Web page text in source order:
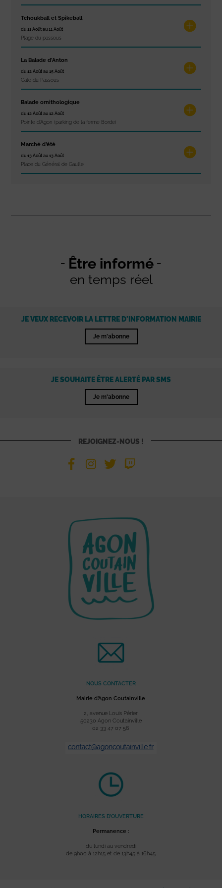
Tchoukball et Spikeball
du 11 Août au 11 Août
Plage du passous
La Balade d’Anton
du 12 Août au 15 Août
Cale du Passous
Balade ornithologique
du 12 Août au 12 Août
Pointe d'Agon (parking de la ferme Borde)
Marché d’été
du 13 Août au 13 Août
Place du Général de Gaulle
Être informé
en temps réel
JE VEUX RECEVOIR LA LETTRE D'INFORMATION MAIRIE
Je m'abonne
JE SOUHAITE ÊTRE ALERTÉ PAR SMS
Je m'abonne
REJOIGNEZ-NOUS !
NOUS CONTACTER
Mairie d’Agon Coutainville
2, avenue Louis Périer
50230 Agon Coutainville
02 33 47 07 56
HORAIRES D’OUVERTURE
Permanence :
du lundi au vendredi
de 9h00 à 12h15 et de 13h45 à 16h45